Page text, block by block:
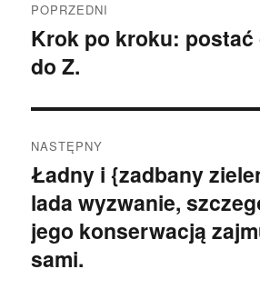
wpisu
POPRZEDNI
Poprzedni
wpis:
Krok po kroku: postać
do Z.
NASTĘPNY
Następny
wpis:
Ładny i {zadbany
lada wyzwanie,
jego konserwacją
sami.